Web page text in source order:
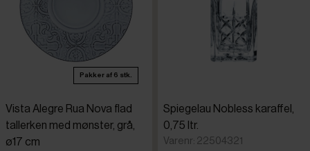
Pakker af 6 stk.
Vista Alegre Rua Nova flad
tallerken med mønster, grå,
ø17 cm
Spiegelau Nobless karaffel,
0,75 ltr.
Varenr: 22504321